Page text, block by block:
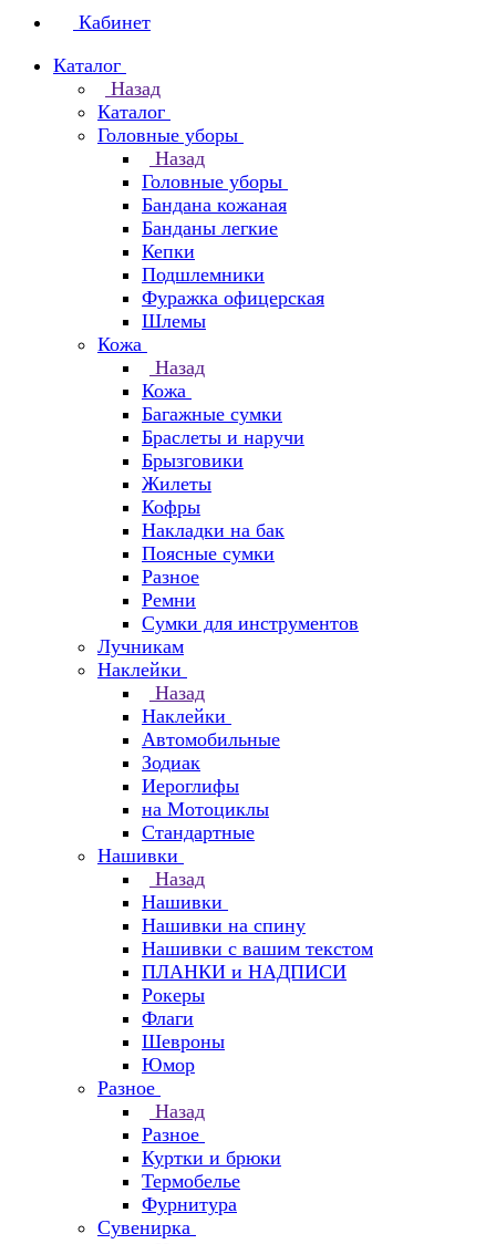
Кабинет
Каталог
Назад
Каталог
Головные уборы
Назад
Головные уборы
Бандана кожаная
Банданы легкие
Кепки
Подшлемники
Фуражка офицерская
Шлемы
Кожа
Назад
Кожа
Багажные сумки
Браслеты и наручи
Брызговики
Жилеты
Кофры
Накладки на бак
Поясные сумки
Разное
Ремни
Сумки для инструментов
Лучникам
Наклейки
Назад
Наклейки
Автомобильные
Зодиак
Иероглифы
на Мотоциклы
Стандартные
Нашивки
Назад
Нашивки
Нашивки на спину
Нашивки с вашим текстом
ПЛАНКИ и НАДПИСИ
Рокеры
Флаги
Шевроны
Юмор
Разное
Назад
Разное
Куртки и брюки
Термобелье
Фурнитура
Сувенирка